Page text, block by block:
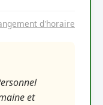
d'horaire
et